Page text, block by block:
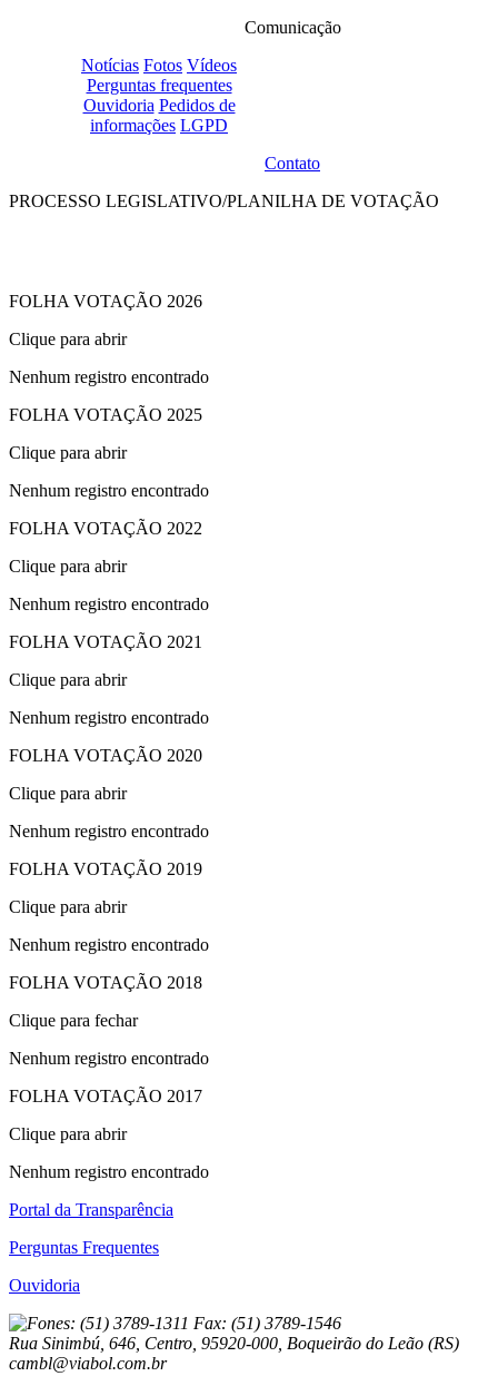
Comunicação
Notícias Fotos Vídeos
Perguntas frequentes
Ouvidoria Pedidos de
informações LGPD
Contato
PROCESSO LEGISLATIVO/PLANILHA DE VOTAÇÃO
FOLHA VOTAÇÃO 2026
Clique para abrir
Nenhum registro encontrado
FOLHA VOTAÇÃO 2025
Clique para abrir
Nenhum registro encontrado
FOLHA VOTAÇÃO 2022
Clique para abrir
Nenhum registro encontrado
FOLHA VOTAÇÃO 2021
Clique para abrir
Nenhum registro encontrado
FOLHA VOTAÇÃO 2020
Clique para abrir
Nenhum registro encontrado
FOLHA VOTAÇÃO 2019
Clique para abrir
Nenhum registro encontrado
FOLHA VOTAÇÃO 2018
Clique para fechar
Nenhum registro encontrado
FOLHA VOTAÇÃO 2017
Clique para abrir
Nenhum registro encontrado
Portal da Transparência
Perguntas Frequentes
Ouvidoria
Fones: (51) 3789-1311 Fax: (51) 3789-1546
Rua Sinimbú, 646, Centro, 95920-000, Boqueirão do Leão (RS)
cambl@viabol.com.br